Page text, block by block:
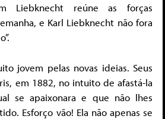
Liebknecht reúne as forças
e Karl Liebknecht não fora
jovem pelas novas ideias. Seus
em 1882, no intuito de afastá-la
se apaixonara e que não lhes
Esforço vão! Ela não apenas se